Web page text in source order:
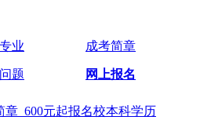
业 成考简章
题 网上报名
章 600元起报名校本科学历